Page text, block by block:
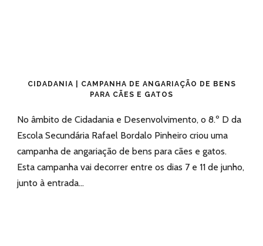
CIDADANIA | CAMPANHA DE ANGARIAÇÃO DE BENS
PARA CÃES E GATOS
No âmbito de Cidadania e Desenvolvimento, o 8.º D da
Escola Secundária Rafael Bordalo Pinheiro criou uma
campanha de angariação de bens para cães e gatos.
Esta campanha vai decorrer entre os dias 7 e 11 de junho,
junto à entrada...